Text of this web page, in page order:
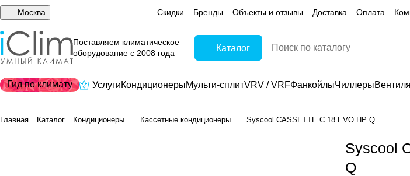
Москва Скидки Бренды Объекты и отзывы Доставка Оплата
Поставляем климатическое
оборудование с 2008 года
Каталог
Гид по климату УслугиКондиционерыМульти-сплитVRV / VRFФанкойлыЧиллеры
Главная Каталог Кондиционеры Кассетные кондиционеры Syscool CASSETTE C 18 EVO HP Q
Syscool
Q